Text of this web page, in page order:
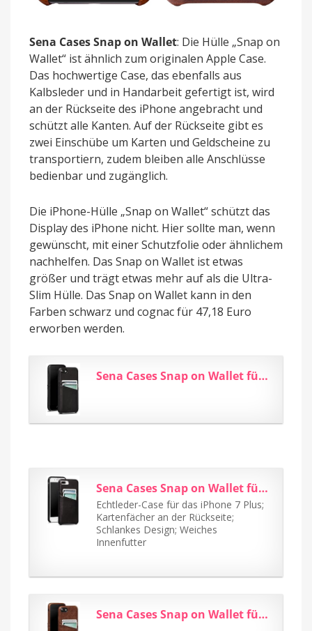
Sena Cases Snap on Wallet: Die Hülle „Snap on
Wallet“ ist ähnlich zum originalen Apple Case.
Das hochwertige Case, das ebenfalls aus
Kalbsleder und in Handarbeit gefertigt ist, wird
an der Rückseite des iPhone angebracht und
schützt alle Kanten. Auf der Rückseite gibt es
zwei Einschübe um Karten und Geldscheine zu
transportiern, zudem bleiben alle Anschlüsse
bedienbar und zugänglich.
Die iPhone-Hülle „Snap on Wallet“ schützt das
Display des iPhone nicht. Hier sollte man, wenn
gewünscht, mit einer Schutzfolie oder ähnlichem
nachhelfen. Das Snap on Wallet ist etwas
größer und trägt etwas mehr auf als die Ultra-
Slim Hülle. Das Snap on Wallet kann in den
Farben schwarz und cognac für 47,18 Euro
erworben werden.
Sena Cases Snap on Wallet für iPhone 7 schwarz
Sena Cases Snap on Wallet für iPhone 7 Plus schwarz
Echtleder-Case für das iPhone 7 Plus;
Kartenfächer an der Rückseite;
Schlankes Design; Weiches
Innenfutter
Sena Cases Snap on Wallet für iPhone 7 cognac